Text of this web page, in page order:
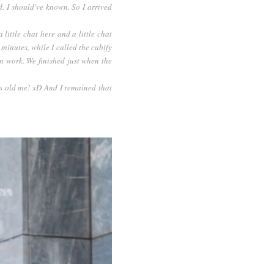
I should've known. So I arrived
little chat here and a little chat
while I called the cabify
We finished just when the
old me! xD And I remained that